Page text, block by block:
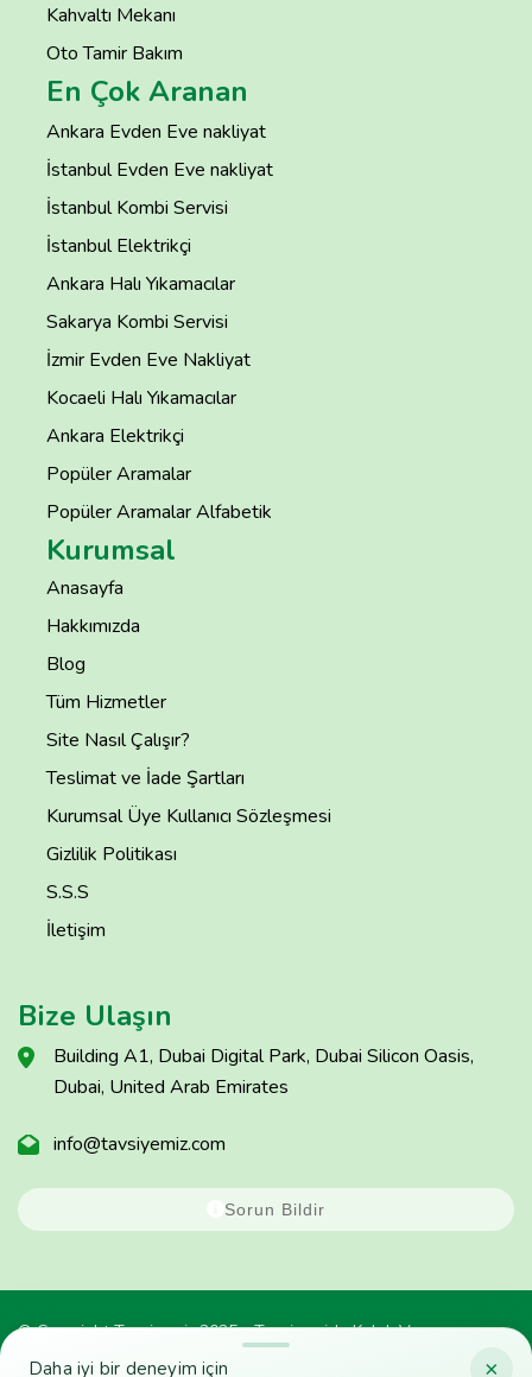
×
Daha iyi bir deneyim için
Kahvaltı Mekanı
Oto Tamir Bakım
En Çok Aranan
Ankara Evden Eve nakliyat
İstanbul Evden Eve nakliyat
İstanbul Kombi Servisi
İstanbul Elektrikçi
Ankara Halı Yıkamacılar
Sakarya Kombi Servisi
İzmir Evden Eve Nakliyat
Kocaeli Halı Yıkamacılar
Ankara Elektrikçi
Popüler Aramalar
Popüler Aramalar Alfabetik
Kurumsal
Anasayfa
Hakkımızda
Blog
Tüm Hizmetler
Site Nasıl Çalışır?
Teslimat ve İade Şartları
Kurumsal Üye Kullanıcı Sözleşmesi
Gizlilik Politikası
S.S.S
İletişim
Bize Ulaşın
Building A1, Dubai Digital Park, Dubai Silicon Oasis,
Dubai, United Arab Emirates
info@tavsiyemiz.com
Sorun Bildir
© Copyright Tavsiyemiz 2025 - Tavsiyemiz'e Kulak Ver